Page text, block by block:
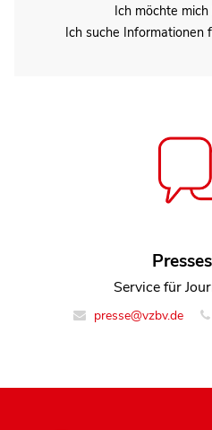
Ich möchte
Ich suche Informationen
Service für
presse@vzbv.de